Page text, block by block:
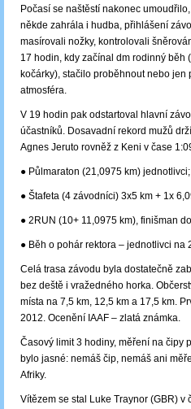
Počasí se naštěstí nakonec
někde zahrála i hudba, přihlášení
masírovali nožky, kontrolovali
17 hodin, kdy začínal dm rodinný běh
kočárky), stačilo proběhnout nebo
atmosféra.
V 19 hodin pak odstartoval hlavní
účastníků. Dosavadní rekord mužů
Agnes Jeruto rovněž z Keni v čase
● Půlmaraton (21,0975 km) jednotlivci;
● Štafeta (4 závodníci) 3x5 km + 1x
● 2RUN (10+ 11,0975 km), finišman
● Běh o pohár rektora – jednotlivci na
Celá trasa závodu byla dostatečně
bez deště i vražedného horka.
místa na 7,5 km, 12,5 km a 17,5 km.
2012. Ocenění IAAF – zlatá známka.
Časový limit 3 hodiny, měření na čipy
bylo jasné: nemáš čip, nemáš ani
Afriky.
Vítězem se stal Luke Traynor (GBR)